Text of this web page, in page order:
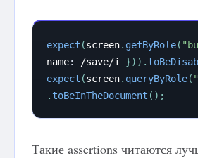
expect (screen. getByRole(
name: /save/i }) ) .
expect (screen. queryByRole(
. toBeInTheDocument ( ) ;
Такие assertions читаются